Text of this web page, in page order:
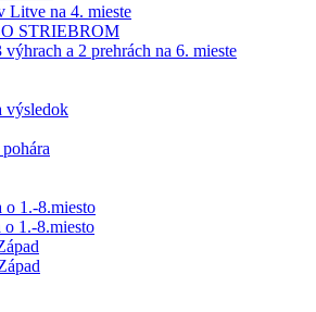
Litve na 4. mieste
STRIEBROM
a 2 prehrách na 6. mieste
výsledok
o 1.-8.miesto
o 1.-8.miesto